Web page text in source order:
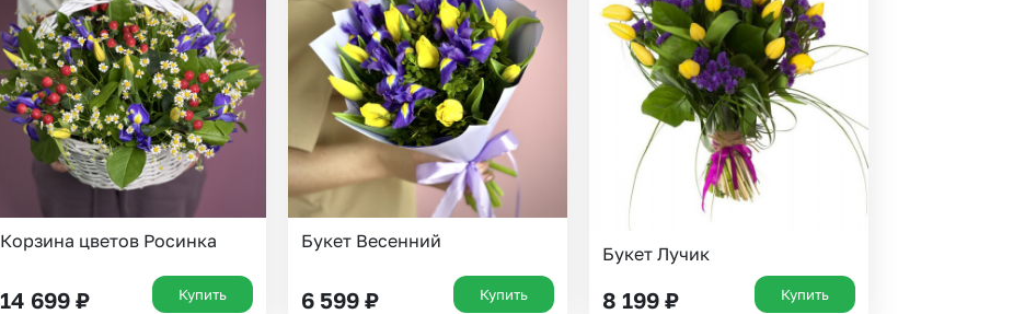
Корзина цветов Росинка
14 699 ₽ Купить
Букет Весенний
6 599 ₽ Купить
Букет Лучик
8 199 ₽ Купить